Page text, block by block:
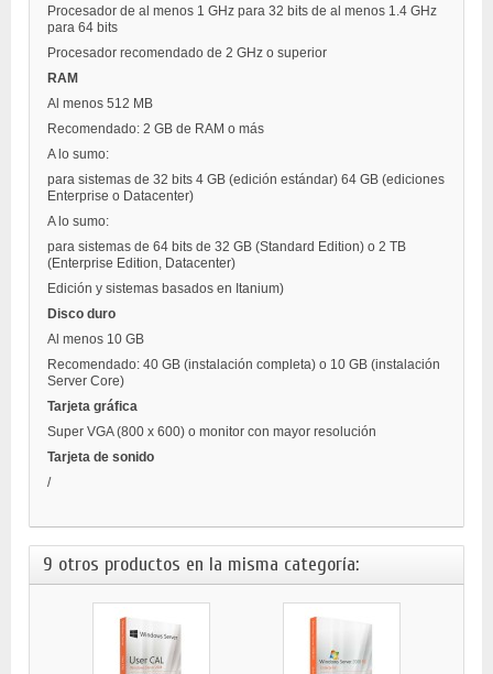
Procesador de al menos 1 GHz para 32 bits de al menos 1.4 GHz
para 64 bits
Procesador recomendado de 2 GHz o superior
RAM
Al menos 512 MB
Recomendado: 2 GB de RAM o más
A lo sumo:
para sistemas de 32 bits 4 GB (edición estándar) 64 GB (ediciones
Enterprise o Datacenter)
A lo sumo:
para sistemas de 64 bits de 32 GB (Standard Edition) o 2 TB
(Enterprise Edition, Datacenter)
Edición y sistemas basados ​​en Itanium)
Disco duro
Al menos 10 GB
Recomendado: 40 GB (instalación completa) o 10 GB (instalación
Server Core)
Tarjeta gráfica
Super VGA (800 x 600) o monitor con mayor resolución
Tarjeta de sonido
/
9 otros productos en la misma categoría: